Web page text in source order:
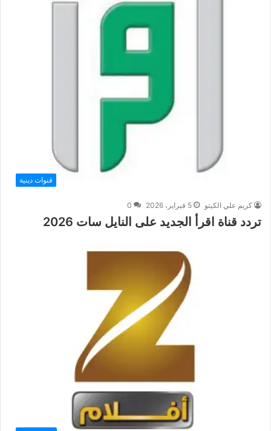
قنوات دينية
كريم علي الكيتو 5 فبراير، 2026 0
تردد قناة اقرأ الجديد على النايل سات 2026